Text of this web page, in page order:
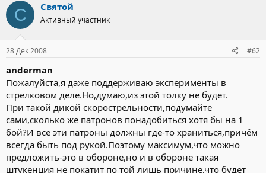
С Святой
Активный участник
28 Дек 2008 #62
anderman
Пожалуйста,я даже поддерживаю эксперименты в
стрелковом деле.Но,думаю,из этой толку не будет.
При такой дикой скорострельности,подумайте
сами,сколько же патронов понадобиться хотя бы на 1
бой?И все эти патроны должны где-то храниться,причём
всегда быть под рукой.Поэтому максимум,что можно
предложить-это в обороне,но и в обороне такая
штукенция не покатит по той лишь причине,что будет